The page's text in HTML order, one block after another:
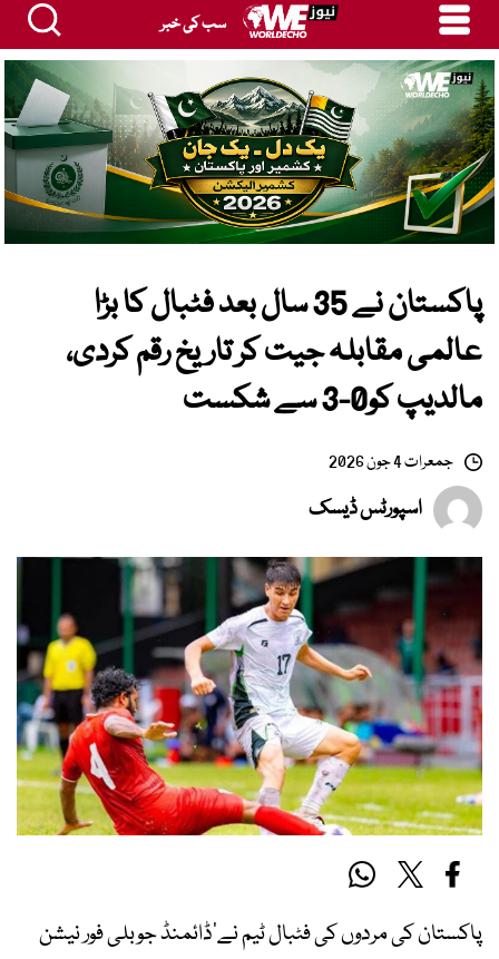
سب کی خبر
پاکستان نے 35 سال بعد فٹبال کا بڑا
عالمی مقابلہ جیت کر تاریخ رقم کردی،
مالدیپ کو0-3 سے شکست
جمعرات 4 جون 2026
اسپورٹس ڈیسک
پاکستان کی مردوں کی فٹبال ٹیم نے’ڈائمنڈ جوبلی فور نیشن